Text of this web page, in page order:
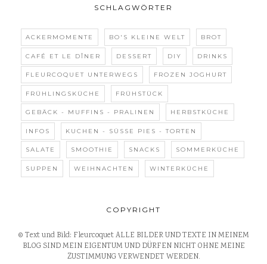
SCHLAGWÖRTER
ACKERMOMENTE BO'S KLEINE WELT BROT
CAFÉ ET LE DÎNER DESSERT DIY DRINKS
FLEURCOQUET UNTERWEGS FROZEN JOGHURT
FRÜHLINGSKÜCHE FRÜHSTÜCK
GEBÄCK - MUFFINS - PRALINEN HERBSTKÜCHE
INFOS KUCHEN - SÜSSE PIES - TORTEN
SALATE SMOOTHIE SNACKS SOMMERKÜCHE
SUPPEN WEIHNACHTEN WINTERKÜCHE
COPYRIGHT
© Text und Bild: Fleurcoquet ALLE BILDER UND TEXTE IN MEINEM
BLOG SIND MEIN EIGENTUM UND DÜRFEN NICHT OHNE MEINE
ZUSTIMMUNG VERWENDET WERDEN.